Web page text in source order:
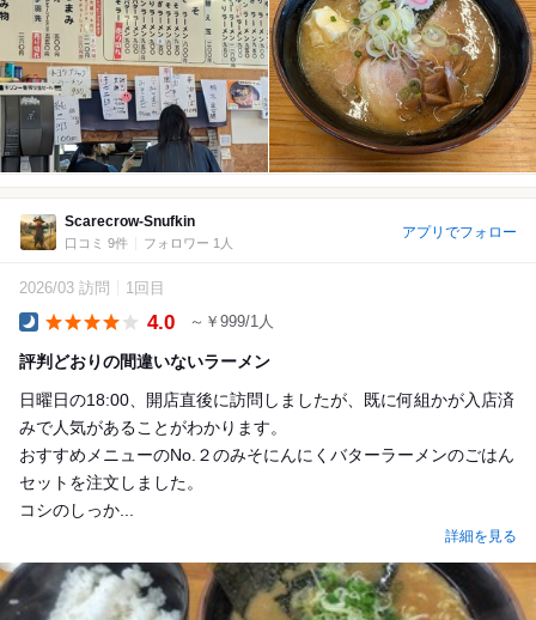
Scarecrow-Snufkin
口コミ 9件 フォロワー 1人
アプリでフォロー
2026/03 訪問 1回目
4.0 ～￥999/1人
評判どおりの間違いないラーメン
日曜日の18:00、開店直後に訪問しましたが、既に何組かが入店済
みで人気があることがわかります。
おすすめメニューのNo.２のみそにんにくバターラーメンのごはん
セットを注文しました。
コシのしっか...
詳細を見る